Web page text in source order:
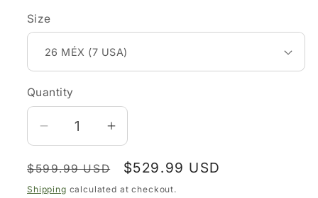
Size
Quantity
Decrease
quantity
for
Bota
Increase
quantity
for
Bota
Regular
price
$599.99 USD
Sale
price
$529.99 USD
Shipping calculated at checkout.